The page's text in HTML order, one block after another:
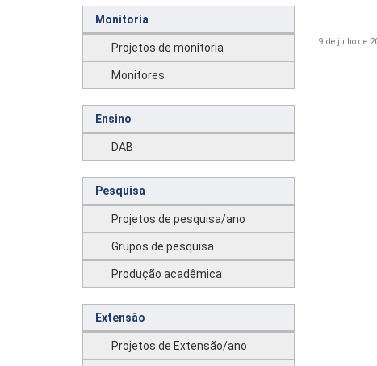
Monitoria
Projetos de monitoria
Monitores
Ensino
DAB
Pesquisa
Projetos de pesquisa/ano
Grupos de pesquisa
Produção acadêmica
Extensão
Projetos de Extensão/ano
9 de julho de